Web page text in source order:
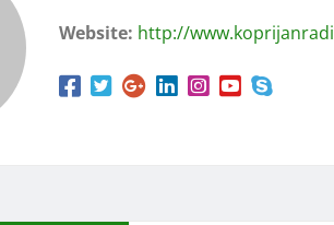
Website: http://